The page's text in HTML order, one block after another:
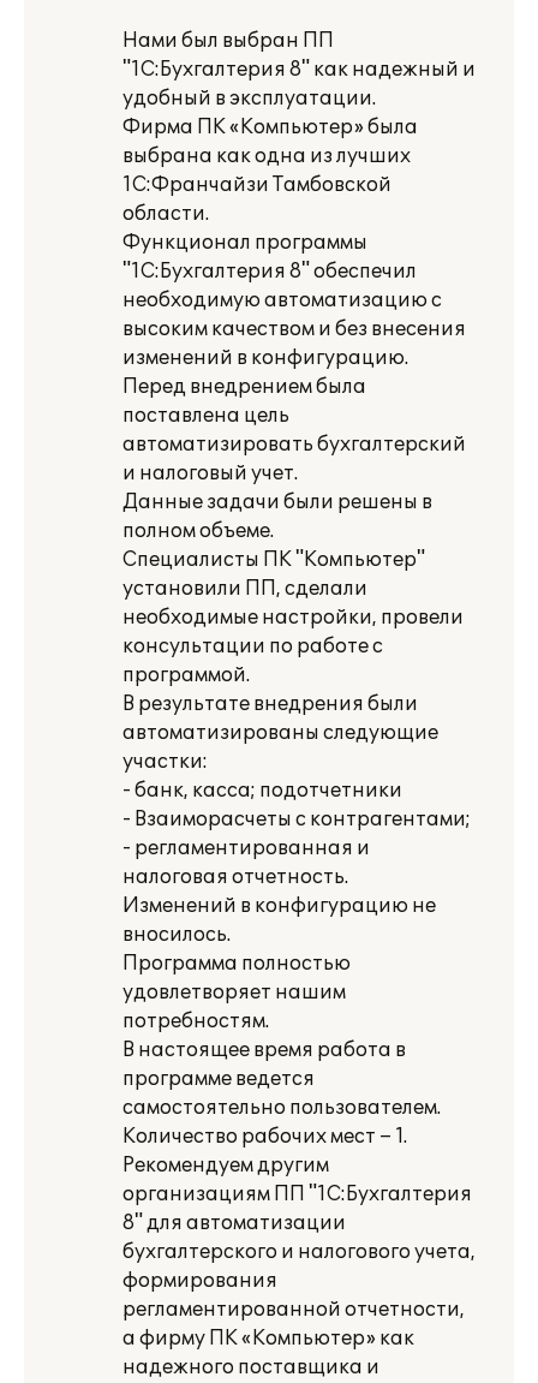
Нами был выбран ПП
"1С:Бухгалтерия 8" как надежный и
удобный в эксплуатации.
Фирма ПК «Компьютер» была
выбрана как одна из лучших
1С:Франчайзи Тамбовской
области.
Функционал программы
"1С:Бухгалтерия 8" обеспечил
необходимую автоматизацию с
высоким качеством и без внесения
изменений в конфигурацию.
Перед внедрением была
поставлена цель
автоматизировать бухгалтерский
и налоговый учет.
Данные задачи были решены в
полном объеме.
Специалисты ПК "Компьютер"
установили ПП, сделали
необходимые настройки, провели
консультации по работе с
программой.
В результате внедрения были
автоматизированы следующие
участки:
- банк, касса; подотчетники
- Взаиморасчеты с контрагентами;
- регламентированная и
налоговая отчетность.
Изменений в конфигурацию не
вносилось.
Программа полностью
удовлетворяет нашим
потребностям.
В настоящее время работа в
программе ведется
самостоятельно пользователем.
Количество рабочих мест – 1.
Рекомендуем другим
организациям ПП "1С:Бухгалтерия
8" для автоматизации
бухгалтерского и налогового учета,
формирования
регламентированной отчетности,
а фирму ПК «Компьютер» как
надежного поставщика и